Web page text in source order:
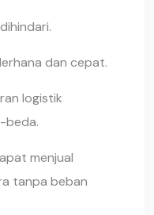
dan cepat.
logistik
beda.
menjual
tanpa beban